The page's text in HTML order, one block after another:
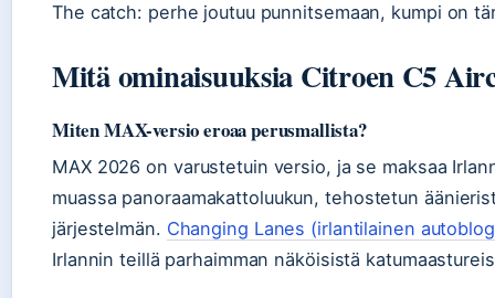
The catch: perhe joutuu punnitsemaan, kumpi on
Mitä ominaisuuksia Citroen C5
Miten MAX-versio eroaa perusmallista?
MAX 2026 on varustetuin versio, ja se maksaa
muassa panoraamakattoluukun, tehostetun
järjestelmän. Changing Lanes (irlantilainen
Irlannin teillä parhaimman näköisistä